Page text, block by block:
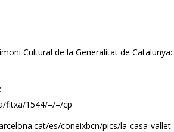
Cultural de la Generalitat de Catalunya:
fitxa/1544/–/–/cp
es/coneixbcn/pics/la-casa-vallet-